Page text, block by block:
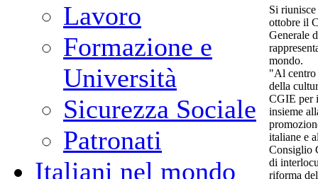
Lavoro
Formazione e
Università
Sicurezza Sociale
Patronati
Italiani nel mondo
Si
ottobre il
Generale
mondo.
"Al centro
della
CGIE per
insieme
italiane e
Consiglio
di
riforma